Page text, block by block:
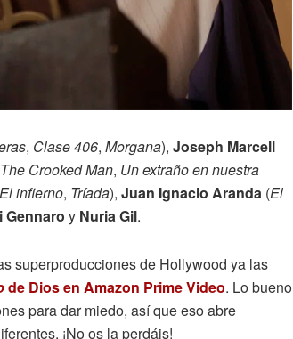
, Clase 406, Morgana), Joseph Marcell
Crooked Man, Un extraño en nuestra
El infierno, Tríada), Juan Ignacio Aranda (El
Gennaro y Nuria Gil.
superproducciones de Hollywood ya las
de Dios en Amazon Prime Video. Lo bueno
para dar miedo, así que eso abre
¡No os la perdáis!